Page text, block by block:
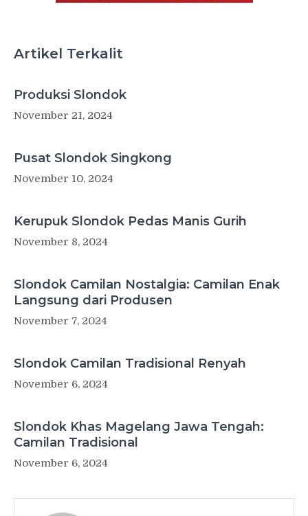
Artikel Terkalit
Produksi Slondok
November 21, 2024
Pusat Slondok Singkong
November 10, 2024
Kerupuk Slondok Pedas Manis Gurih
November 8, 2024
Slondok Camilan Nostalgia: Camilan Enak
Langsung dari Produsen
November 7, 2024
Slondok Camilan Tradisional Renyah
November 6, 2024
Slondok Khas Magelang Jawa Tengah:
Camilan Tradisional
November 6, 2024